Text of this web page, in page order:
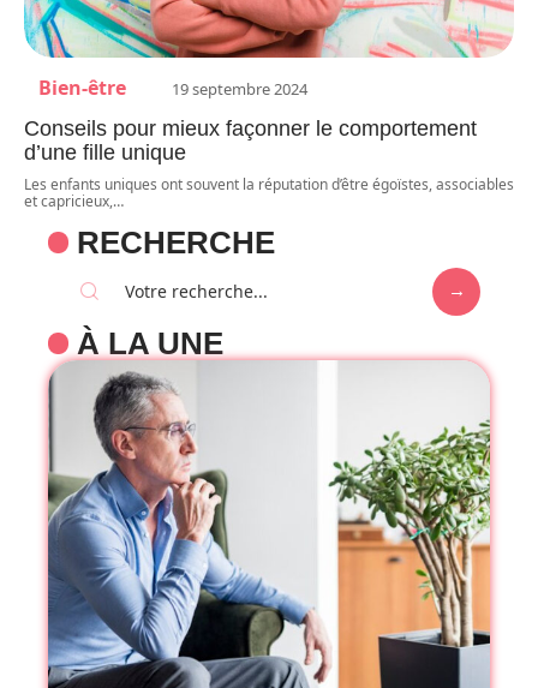
Bien-être 19 septembre 2024
Conseils pour mieux façonner le comportement
d’une fille unique
Les enfants uniques ont souvent la réputation d’être égoïstes, associables
et capricieux,…
RECHERCHE
À LA UNE